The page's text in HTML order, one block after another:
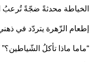
محدثةً ضجّةً تُرعبُ
الزّهرة يتردّد في ذهني،
ماذا تأكلُ الشّياطين؟”